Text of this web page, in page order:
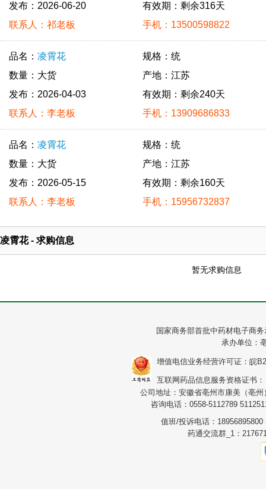
发布：2026-06-20
联系人：祁老板
有效期：剩余316天
手机：13500598822
品名： 凌霄花
数量：大货
发布：2026-04-03
联系人：李老板
规格：统
产地：江苏
有效期：剩余240天
手机：13909686833
品名： 凌霄花
数量：大货
发布：2026-05-15
联系人：李老板
规格：统
产地：江苏
有效期：剩余160天
手机：15956732837
凌霄花 - 求购信息
暂无求购信息
国家商务部首批中药材电子商
承办单位：
增值电信业务经营许可证：皖
互联网药品信息服务资格证书
公司地址：安徽省亳州市康美（亳
咨询电话：0558-5112789
值班/投诉电话：18956895800
药通交流群_1：